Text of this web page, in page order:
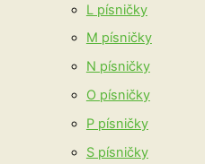
L písničky
M písničky
N písničky
O písničky
P písničky
S písničky